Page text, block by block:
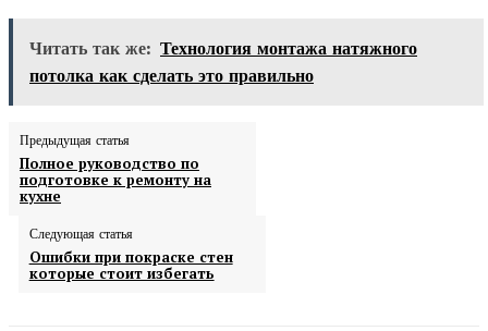
Читать так же: Технология монтажа натяжного
потолка как сделать это правильно
Предыдущая статья
Полное руководство по
подготовке к ремонту на
кухне
Следующая статья
Ошибки при покраске стен
которые стоит избегать